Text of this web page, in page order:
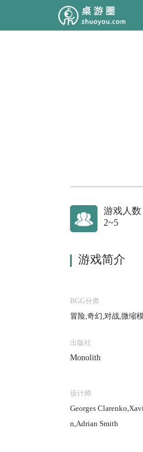
游戏人数
2~5
游戏简介
BGG分类
冒险,奇幻,对战,微缩
出版社
Monolith
设计师
Georges
n,Adrian Smith